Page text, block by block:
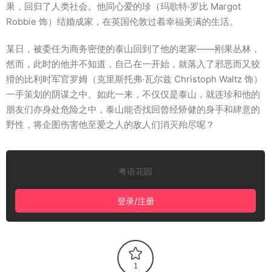
果，回归了人类社会。他同心爱的珍（玛歌特·罗比 Margot
Robbie 饰）结婚成家，在英国伦敦过着幸福美满的生活。
某日，被委任为商务密使的泰山回到了他的老家——刚果丛林，
然而，此时的他并不知道，自己在一开始，就落入了邪恶而又狡
猾的比利时军官罗姆（克里斯托弗·瓦尔兹 Christoph Waltz 饰）
一手策划的阴谋之中。如此一来，不仅仅是泰山，就连珍和他的
朋友们亦身处危险之中，泰山能否找回曾经矫健的身手和肆意的
野性，将企图伤害他至爱之人的敌人们消灭殆尽呢？
粤语花园
登录/注册
1